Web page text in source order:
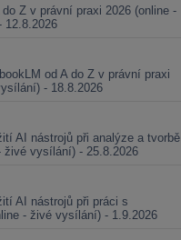
do Z v právní praxi 2026 (online -
12.8.2026
od A do Z v právní praxi
- 18.8.2026
AI nástrojů při analýze a tvorbě
živé vysílání) - 25.8.2026
AI nástrojů při práci s
- živé vysílání) - 1.9.2026